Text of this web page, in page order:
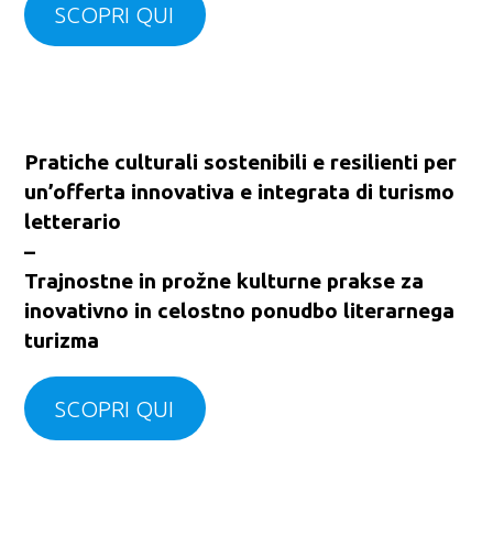
SCOPRI QUI
Pratiche culturali sostenibili e resilienti per
un’offerta innovativa e integrata di turismo
letterario
–
Trajnostne in prožne kulturne prakse za
inovativno in celostno ponudbo literarnega
turizma
SCOPRI QUI